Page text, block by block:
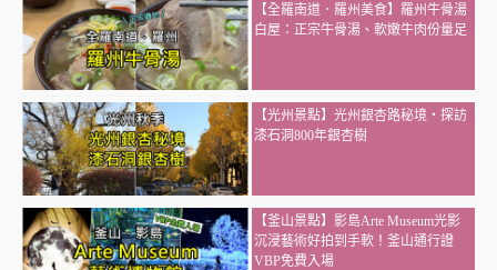
【全羅南道．羅州美食】羅州牛骨湯
白屋：正宗牛骨湯、軟嫩牛肉份量足
【光州景點】光州銀杏路秘境・探訪
漆石洞800年銀杏樹
【釜山景點】影島Arte Museum光影
沉浸藝術好拍到手軟！釜山通行證
VBP免費入場